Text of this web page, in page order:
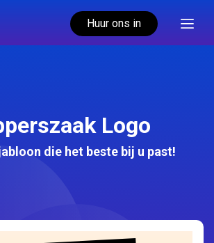
Huur ons in
Logo
die het beste bij u past!